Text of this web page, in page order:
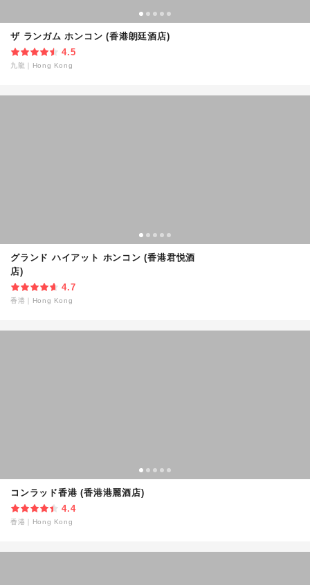
ザ ランガム ホンコン (香港朗廷酒店)
4.5
九龍 Hong Kong
グランド ハイアット ホンコン (香港君悦酒
店)
4.7
香港 Hong Kong
コンラッド香港 (香港港麗酒店)
4.4
香港 Hong Kong